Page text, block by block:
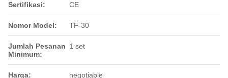
Sertifikasi: CE
Nomor Model: TF-30
Jumlah Pesanan
Minimum:
1 set
Harga: negotiable